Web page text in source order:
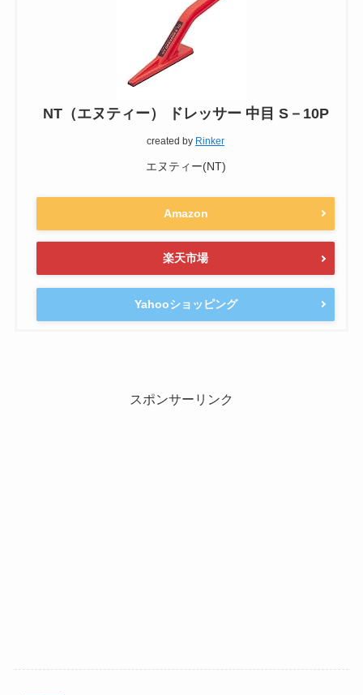
NT（エヌティー） ドレッサー 中目 S－10P
created by Rinker
エヌティー(NT)
Amazon
楽天市場
Yahooショッピング
スポンサーリンク